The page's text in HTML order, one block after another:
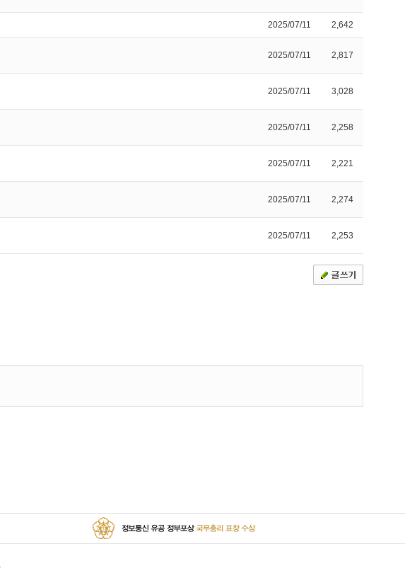
2025/07/11 2,642
2025/07/11 2,817
2025/07/11 3,028
2025/07/11 2,258
2025/07/11 2,221
2025/07/11 2,274
2025/07/11 2,253